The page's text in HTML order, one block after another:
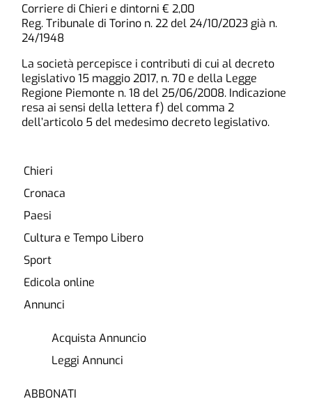
Corriere di Chieri e dintorni € 2,00
Reg. Tribunale di Torino n. 22 del 24/10/2023 già n.
24/1948
La società percepisce i contributi di cui al decreto
legislativo 15 maggio 2017, n. 70 e della Legge
Regione Piemonte n. 18 del 25/06/2008. Indicazione
resa ai sensi della lettera f) del comma 2
dell’articolo 5 del medesimo decreto legislativo.
Chieri
Cronaca
Paesi
Cultura e Tempo Libero
Sport
Edicola online
Annunci
Acquista Annuncio
Leggi Annunci
ABBONATI